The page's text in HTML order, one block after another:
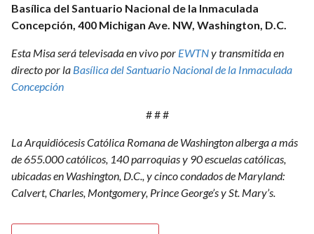
Basílica del Santuario Nacional de la Inmaculada
Concepción, 400 Michigan Ave. NW, Washington, D.C.
Esta Misa será televisada en vivo por EWTNy transmitida en
directo por la Basílica del Santuario Nacional de la Inmaculada
Concepción
# # #
La Arquidiócesis Católica Romana de Washington alberga a más
de 655.000 católicos, 140 parroquias y 90 escuelas católicas,
ubicadas en Washington, D.C., y cinco condados de Maryland:
Calvert, Charles, Montgomery, Prince George’s y St. Mary’s.